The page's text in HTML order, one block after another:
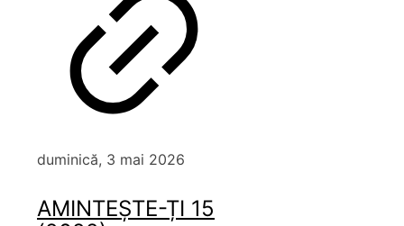
duminică, 3 mai 2026
AMINTEȘTE-ȚI 15